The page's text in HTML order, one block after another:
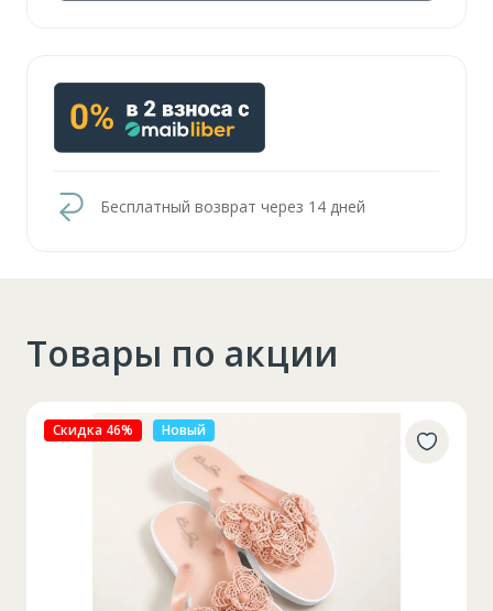
Бесплатный возврат через 14 дней
Товары по акции
Скидка 46% Новый